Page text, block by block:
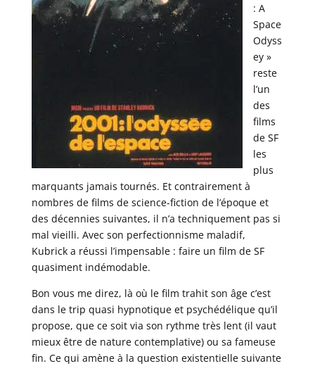
: A
Space
Odyss
ey »
reste
l’un
des
films
de SF
les
plus
marquants jamais tournés. Et contrairement à
nombres de films de science-fiction de l’époque et
des décennies suivantes, il n’a techniquement pas si
mal vieilli. Avec son perfectionnisme maladif,
Kubrick a réussi l’impensable : faire un film de SF
quasiment indémodable.
Bon vous me direz, là où le film trahit son âge c’est
dans le trip quasi hypnotique et psychédélique qu’il
propose, que ce soit via son rythme très lent (il vaut
mieux être de nature contemplative) ou sa fameuse
fin. Ce qui amène à la question existentielle suivante